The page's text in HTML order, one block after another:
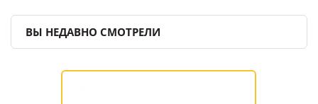
ВЫ НЕДАВНО СМОТРЕЛИ